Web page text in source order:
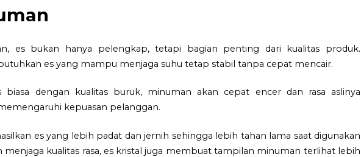
es bukan hanya pelengkap, tetapi bagian penting dari kualitas produk.
es yang mampu menjaga suhu tetap stabil tanpa cepat mencair.
biasa dengan kualitas buruk, minuman akan cepat encer dan rasa aslinya
kepuasan pelanggan.
es yang lebih padat dan jernih sehingga lebih tahan lama saat digunakan
menjaga kualitas rasa, es kristal juga membuat tampilan minuman terlihat lebih